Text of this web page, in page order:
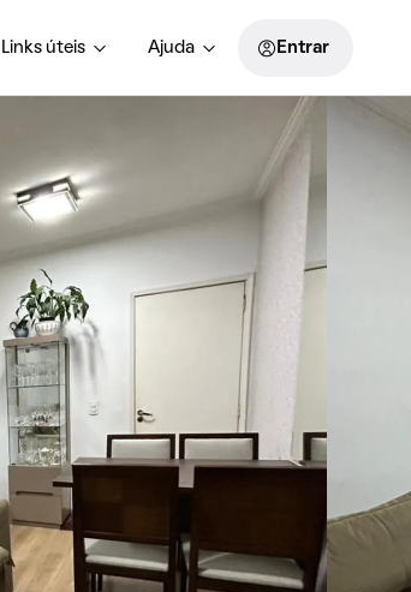
Links úteis Ajuda Entrar